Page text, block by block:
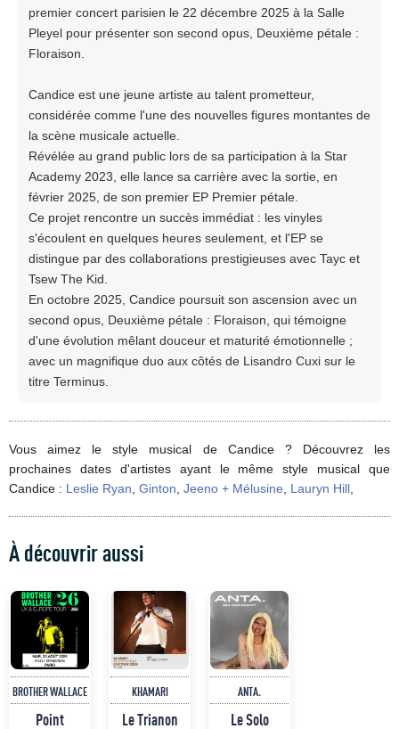
premier concert parisien le 22 décembre 2025 à la Salle
Pleyel pour présenter son second opus, Deuxième pétale :
Floraison.
Candice est une jeune artiste au talent prometteur,
considérée comme l'une des nouvelles figures montantes de
la scène musicale actuelle.
Révélée au grand public lors de sa participation à la Star
Academy 2023, elle lance sa carrière avec la sortie, en
février 2025, de son premier EP Premier pétale.
Ce projet rencontre un succès immédiat : les vinyles
s'écoulent en quelques heures seulement, et l'EP se
distingue par des collaborations prestigieuses avec Tayc et
Tsew The Kid.
En octobre 2025, Candice poursuit son ascension avec un
second opus, Deuxième pétale : Floraison, qui témoigne
d'une évolution mêlant douceur et maturité émotionnelle ;
avec un magnifique duo aux côtés de Lisandro Cuxi sur le
titre Terminus.
Vous aimez le style musical de Candice ? Découvrez les
prochaines dates d'artistes ayant le même style musical que
Candice : Leslie Ryan Ginton Jeeno + Mélusine Lauryn Hill
À découvrir aussi
BROTHER WALLACE
Point
KHAMARI
Le Trianon
ANTA.
Le Solo